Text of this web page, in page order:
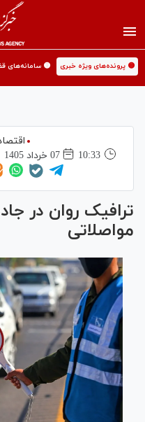
🟡 پرونده‌های ویژه خبری 🟡 سامانه‌های
10:33
07 خرداد 1405
ترافیک روان در
مواصلاتی